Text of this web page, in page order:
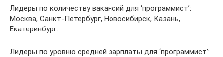
Лидеры по количеству вакансий для ‘программист’:
Москва, Санкт-Петербург, Новосибирск, Казань,
Екатеринбург.
Лидеры по уровню средней зарплаты для ‘программист’: